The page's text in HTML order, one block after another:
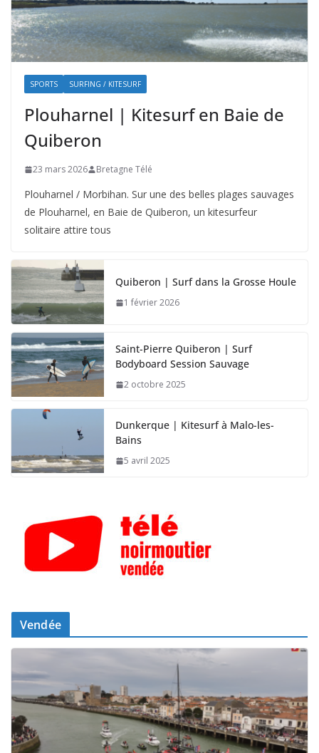
SPORTS SURFING / KITESURF
Plouharnel | Kitesurf en Baie de
Quiberon
23 mars 2026 Bretagne Télé
Plouharnel / Morbihan. Sur une des belles plages sauvages
de Plouharnel, en Baie de Quiberon, un kitesurfeur
solitaire attire tous
Quiberon | Surf dans la Grosse Houle
1 février 2026
Saint-Pierre Quiberon | Surf
Bodyboard Session Sauvage
2 octobre 2025
Dunkerque | Kitesurf à Malo-les-
Bains
5 avril 2025
Vendée